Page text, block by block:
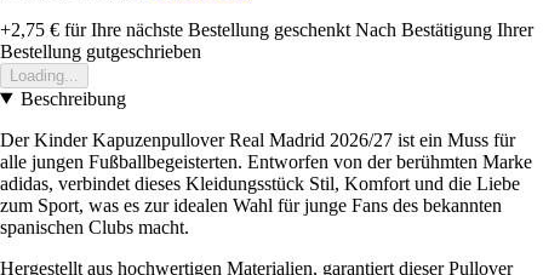
+2,75 € für Ihre nächste Bestellung geschenkt Nach Bestätigung Ihrer
Bestellung gutgeschrieben
Loading...
Beschreibung
Der Kinder Kapuzenpullover Real Madrid 2026/27 ist ein Muss für
alle jungen Fußballbegeisterten. Entworfen von der berühmten Marke
adidas, verbindet dieses Kleidungsstück Stil, Komfort und die Liebe
zum Sport, was es zur idealen Wahl für junge Fans des bekannten
spanischen Clubs macht.
Hergestellt aus hochwertigen Materialien, garantiert dieser Pullover